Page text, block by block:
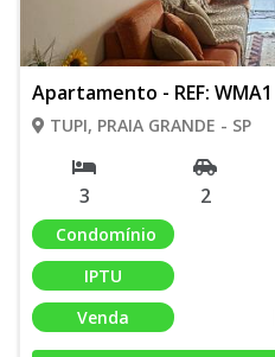
Apartamento - REF: WMA1
TUPI, PRAIA GRANDE - SP
3 2
Condomínio
IPTU
Venda